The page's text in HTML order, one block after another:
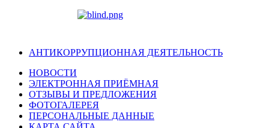
АНТИКОРРУПЦИОННАЯ ДЕЯТЕЛЬНОСТЬ
НОВОСТИ
ЭЛЕКТРОННАЯ ПРИЁМНАЯ
ОТЗЫВЫ И ПРЕДЛОЖЕНИЯ
ФОТОГАЛЕРЕЯ
ПЕРСОНАЛЬНЫЕ ДАННЫЕ